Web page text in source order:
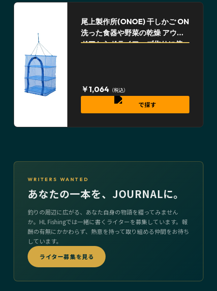
尾上製作所(ONOE) 干しかご ON
洗った食器や野菜の乾燥 アウト
ドアからドライフーズ作りに使
￥1,064 （税込）
で探す
WRITERS WANTED
あなたの一本を、JOURNALに。
釣りの周辺に広がる、あなた自身の物語を綴ってみません
か。HL Fishingでは一緒に書くライターを募集しています。報
酬の有無にかかわらず、熱意を持って取り組める仲間をお待ち
しています。
ライター募集を見る